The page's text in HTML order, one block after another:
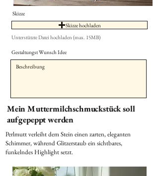
Skizze
Skizze hochladen
Unterstützte Datei hochladen (max. 15MB)
Gestaltungst Wunsch Idee
Mein Muttermilchschmuckstück soll
aufgepeppt werden
Perlmutt verleiht dem Stein einen zarten, eleganten
Schimmer, während Glitzerstaub ein sichtbares,
funkelndes Highlight setzt.